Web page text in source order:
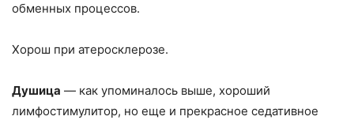
обменных процессов.
Хорош при атеросклерозе.
Душица — как упоминалось выше, хороший
лимфостимулитор, но еще и прекрасное седативное